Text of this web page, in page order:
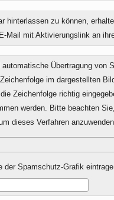
hinterlassen zu können,
Mail mit Aktivierungslink an
Übertragung von
im dargestellten
Zeichenfolge richtig
werden. Bitte beachten
dieses Verfahren
der Spamschutz-Grafik